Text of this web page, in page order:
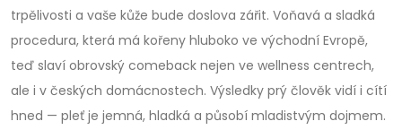
trpělivosti a vaše kůže bude doslova zářit. Voňavá a sladká
procedura, která má kořeny hluboko ve východní Evropě,
teď slaví obrovský comeback nejen ve wellness centrech,
ale i v českých domácnostech. Výsledky prý člověk vidí i cítí
hned — pleť je jemná, hladká a působí mladistvým dojmem.